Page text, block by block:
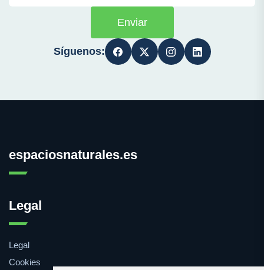
Enviar
Síguenos:
espaciosnaturales.es
Legal
Legal
Cookies